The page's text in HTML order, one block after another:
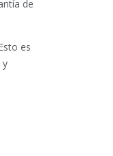
de
es
y